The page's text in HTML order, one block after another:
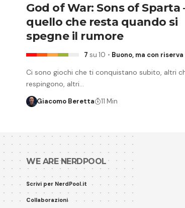
God of War: Sons of Sparta
quello che resta quando si
spegne il rumore
7 su 10 Buono, ma con riserva
Ci sono giochi che ti conquistano subito, altri
respingono, altri…
Giacomo Beretta 11 Min
WE ARE NERDPOOL
Scrivi per NerdPool.it
Collaborazioni